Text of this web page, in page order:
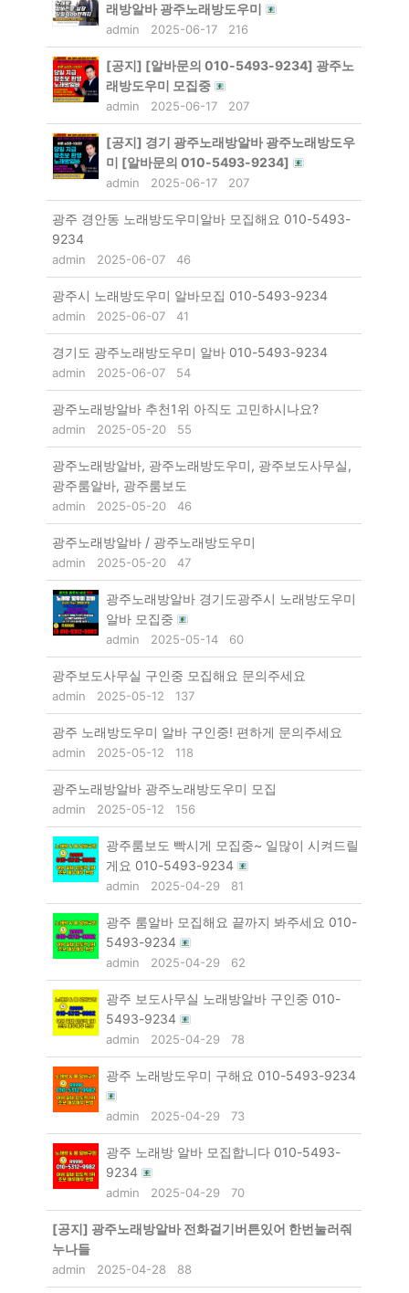
래방알바 광주노래방도우미
admin 2025-06-17 216
[공지] [알바문의 010-5493-9234] 광주노
래방도우미 모집중
admin 2025-06-17 207
[공지] 경기 광주노래방알바 광주노래방도우
미 [알바문의 010-5493-9234]
admin 2025-06-17 207
광주 경안동 노래방도우미알바 모집해요 010-5493-
9234
admin 2025-06-07 46
광주시 노래방도우미 알바모집 010-5493-9234
admin 2025-06-07 41
경기도 광주노래방도우미 알바 010-5493-9234
admin 2025-06-07 54
광주노래방알바 추천1위 아직도 고민하시나요?
admin 2025-05-20 55
광주노래방알바, 광주노래방도우미, 광주보도사무실,
광주룸알바, 광주룸보도
admin 2025-05-20 46
광주노래방알바 / 광주노래방도우미
admin 2025-05-20 47
광주노래방알바 경기도광주시 노래방도우미
알바 모집중
admin 2025-05-14 60
광주보도사무실 구인중 모집해요 문의주세요
admin 2025-05-12 137
광주 노래방도우미 알바 구인중! 편하게 문의주세요
admin 2025-05-12 118
광주노래방알바 광주노래방도우미 모집
admin 2025-05-12 156
광주룸보도 빡시게 모집중~ 일많이 시켜드릴
게요 010-5493-9234
admin 2025-04-29 81
광주 룸알바 모집해요 끝까지 봐주세요 010-
5493-9234
admin 2025-04-29 62
광주 보도사무실 노래방알바 구인중 010-
5493-9234
admin 2025-04-29 78
광주 노래방도우미 구해요 010-5493-9234
admin 2025-04-29 73
광주 노래방 알바 모집합니다 010-5493-
9234
admin 2025-04-29 70
[공지] 광주노래방알바 전화걸기버튼있어 한번눌러줘
누나들
admin 2025-04-28 88